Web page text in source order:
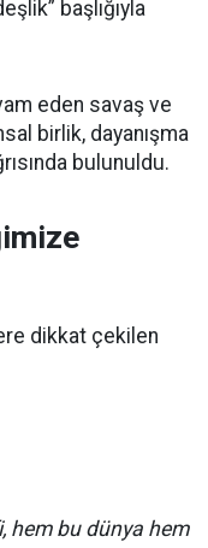
başlığıyla
eden savaş ve
birlik, dayanışma
bulunuldu.
dikkat çekilen
hem bu dünya hem